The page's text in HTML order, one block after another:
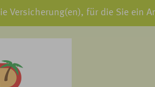
Versicherung(en), für die Sie ein